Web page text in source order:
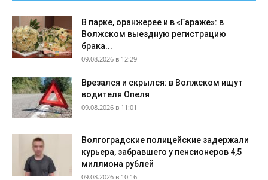
В парке, оранжерее и в «Гараже»: в
Волжском выездную регистрацию
брака...
09.08.2026 в 12:29
Врезался и скрылся: в Волжском ищут
водителя Опеля
09.08.2026 в 11:01
Волгоградские полицейские задержали
курьера, забравшего у пенсионеров 4,5
миллиона рублей
09.08.2026 в 10:16